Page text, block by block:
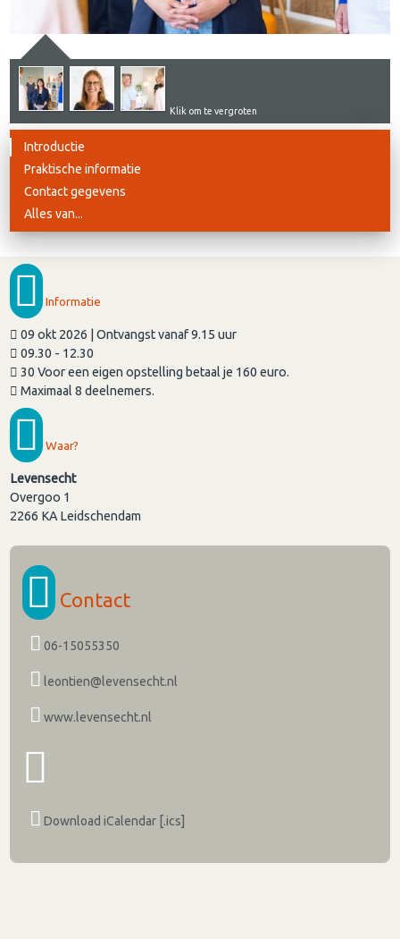
Klik om te vergroten
Introductie
Praktische informatie
Contact gegevens
Alles van...
Informatie
09 okt 2026 | Ontvangst vanaf 9.15 uur
09.30 - 12.30
30 Voor een eigen opstelling betaal je 160 euro.
Maximaal 8 deelnemers.
Waar?
Levensecht
Overgoo 1
2266 KA Leidschendam
Contact
06-15055350
leontien@levensecht.nl
www.levensecht.nl
Download iCalendar [.ics]